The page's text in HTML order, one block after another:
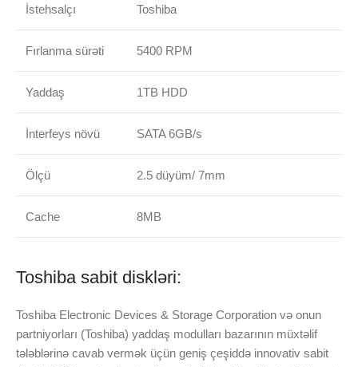
İstehsalçı Toshiba
Fırlanma sürəti 5400 RPM
Yaddaş 1TB HDD
İnterfeys növü SATA 6GB/s
Ölçü 2.5 düyüm/ 7mm
Cache 8MB
Toshiba sabit diskləri:
Toshiba Electronic Devices & Storage Corporation və onun
partniyorları (Toshiba) yaddaş modulları bazarının müxtəlif
tələblərinə cavab vermək üçün geniş çeşiddə innovativ sabit